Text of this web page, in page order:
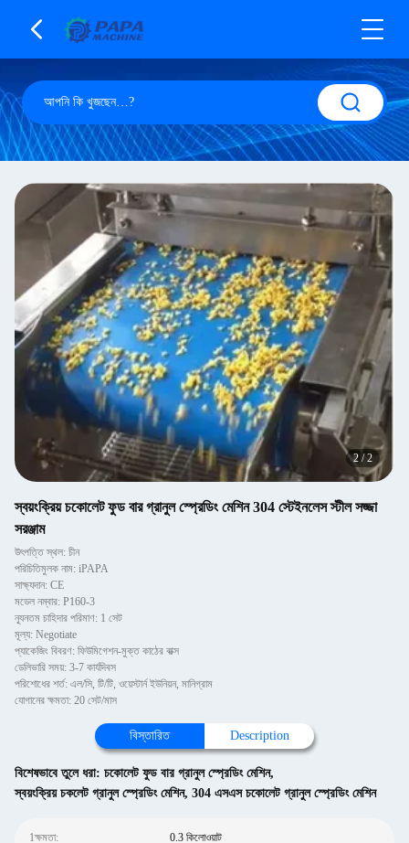
2 /2
স্বয়ংক্রিয় চকোলেট ফুড বার গ্রানুল স্প্রেডিং মেশিন 304 স্টেইনলেস স্টীল সজ্জা
সরঞ্জাম
উৎপত্তি স্থল: চীন
পরিচিতিমুলক নাম: iPAPA
সাক্ষ্যদান: CE
মডেল নম্বার: P160-3
ন্যূনতম চাহিদার পরিমাণ: 1 সেট
মূল্য: Negotiate
প্যাকেজিং বিবরণ: ফিউমিগেশন-মুক্ত কাঠের বাক্স
ডেলিভারি সময়: 3-7 কার্যদিবস
পরিশোধের শর্ত: এল/সি, টি/টি, ওয়েস্টার্ন ইউনিয়ন, মানিগ্রাম
যোগানের ক্ষমতা: 20 সেট/মাস
বিস্তারিত Description
বিশেষভাবে তুলে ধরা: চকোলেট ফুড বার গ্রানুল স্প্রেডিং মেশিন,
স্বয়ংক্রিয় চকলেট গ্রানুল স্প্রেডিং মেশিন, 304 এসএস চকোলেট গ্রানুল স্প্রেডিং মেশিন
1ক্ষমতা: 0.3 কিলোওয়াট